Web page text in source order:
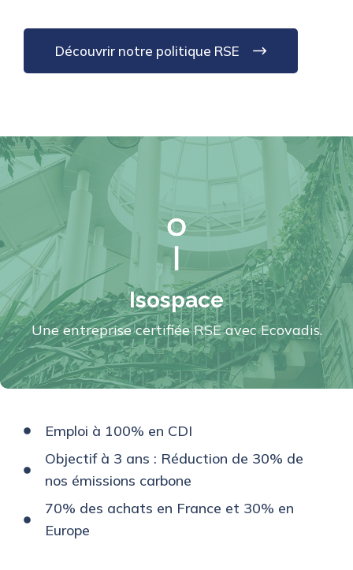
Découvrir notre politique RSE
Isospace
Une entreprise certifiée RSE avec Ecovadis.
Emploi à 100% en CDI
Objectif à 3 ans : Réduction de 30% de
nos émissions carbone
70% des achats en France et 30% en
Europe